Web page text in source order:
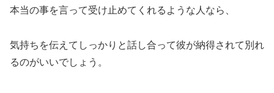
本当の事を言って受け止めてくれるような人なら、
気持ちを伝えてしっかりと話し合って彼が納得されて別れ
るのがいいでしょう。